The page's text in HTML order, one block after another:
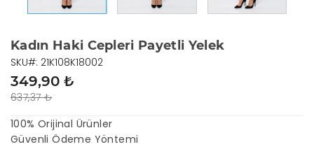
Kadın Haki Cepleri Payetli Yelek
637,37 ₺
349,90 ₺
SKU#: 21K108K18002
100% Orijinal Ürünler
Güvenli Ödeme Yöntemi